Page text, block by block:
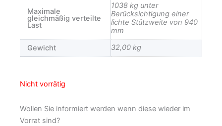
Maximale
gleichmäßig verteilte
Last
1038 kg unter
Berücksichtigung einer
lichte Stützweite von 940
mm
Gewicht
32,00 kg
Nicht vorrätig
Wollen Sie informiert werden wenn diese wieder im
Vorrat sind?